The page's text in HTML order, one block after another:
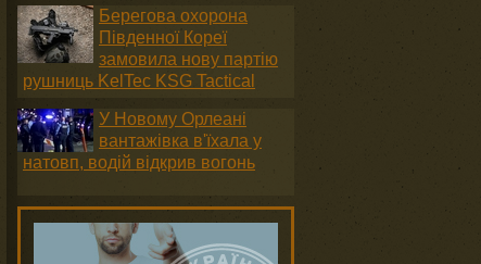
Берегова охорона
Південної Кореї
замовила нову партію
рушниць KelTec KSG Tactical
У Новому Орлеані
вантажівка в'їхала у
натовп, водій відкрив вогонь